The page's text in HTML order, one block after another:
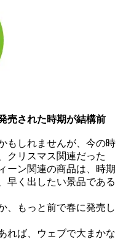
売された時期が結構前
もしれませんが、今の時
クリスマス関連だった
ーン関連の商品は、時期
早く出したい景品である
、もっと前で春に発売し
れば、ウェブで大まかな